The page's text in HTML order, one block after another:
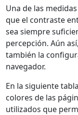
Una de las
que el contraste
sea siempre
percepción. Aún
también la
navegador.
En la siguiente
colores de las
utilizados que